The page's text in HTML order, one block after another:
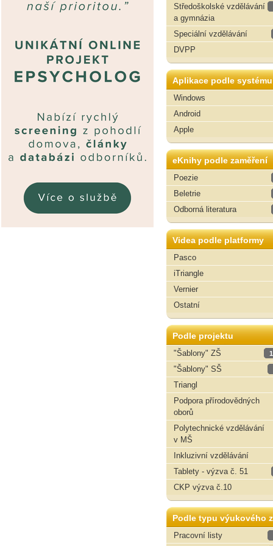
Středoškolské vzdělávání
a gymnázia
Speciální vzdělávání
DVPP
Aplikace podle systému
Windows
Android
Apple
eKnihy podle zaměření
Poezie
Beletrie
Odborná literatura
Videa podle platformy
Pasco
iTriangle
Vernier
Ostatní
Podle projektu
"Šablony" ZŠ
"Šablony" SŠ
Triangl
Podpora přírodovědných
oborů
Polytechnické vzdělávání
v MŠ
Inkluzivní vzdělávání
Tablety - výzva č. 51
CKP výzva č.10
Podle typu výukového
Pracovní listy